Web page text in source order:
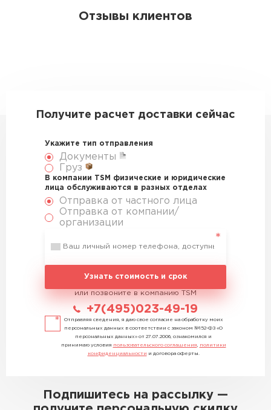
Отзывы клиентов
Получите расчет доставки сейчас
Укажите тип отправления
Документы
Груз
В компании TSM физические и юридические
лица обслуживаются в разных отделах
Отправка от частного лица
Отправка от компании/
организации
Узнать стоимость и срок
или позвоните в компанию TSM
+7(495)023-49-19
Отправляя сведения, я даю свое согласие на обработку моих
персональных данных в соответствии с законом №152-ФЗ «О
персональных данных» от 27.07.2006, ознакомился и
принимаю условия пользовательского соглашения
политики
конфиденциальности и договора оферты.
Подпишитесь на рассылку —